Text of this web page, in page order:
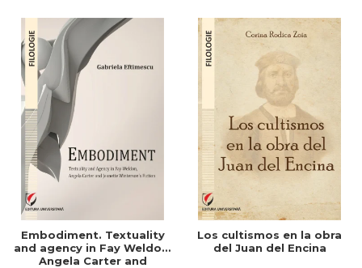
Embodiment. Textuality
and agency in Fay Weldon,
Angela Carter and
Los cultismos en la obra
del Juan del Encina